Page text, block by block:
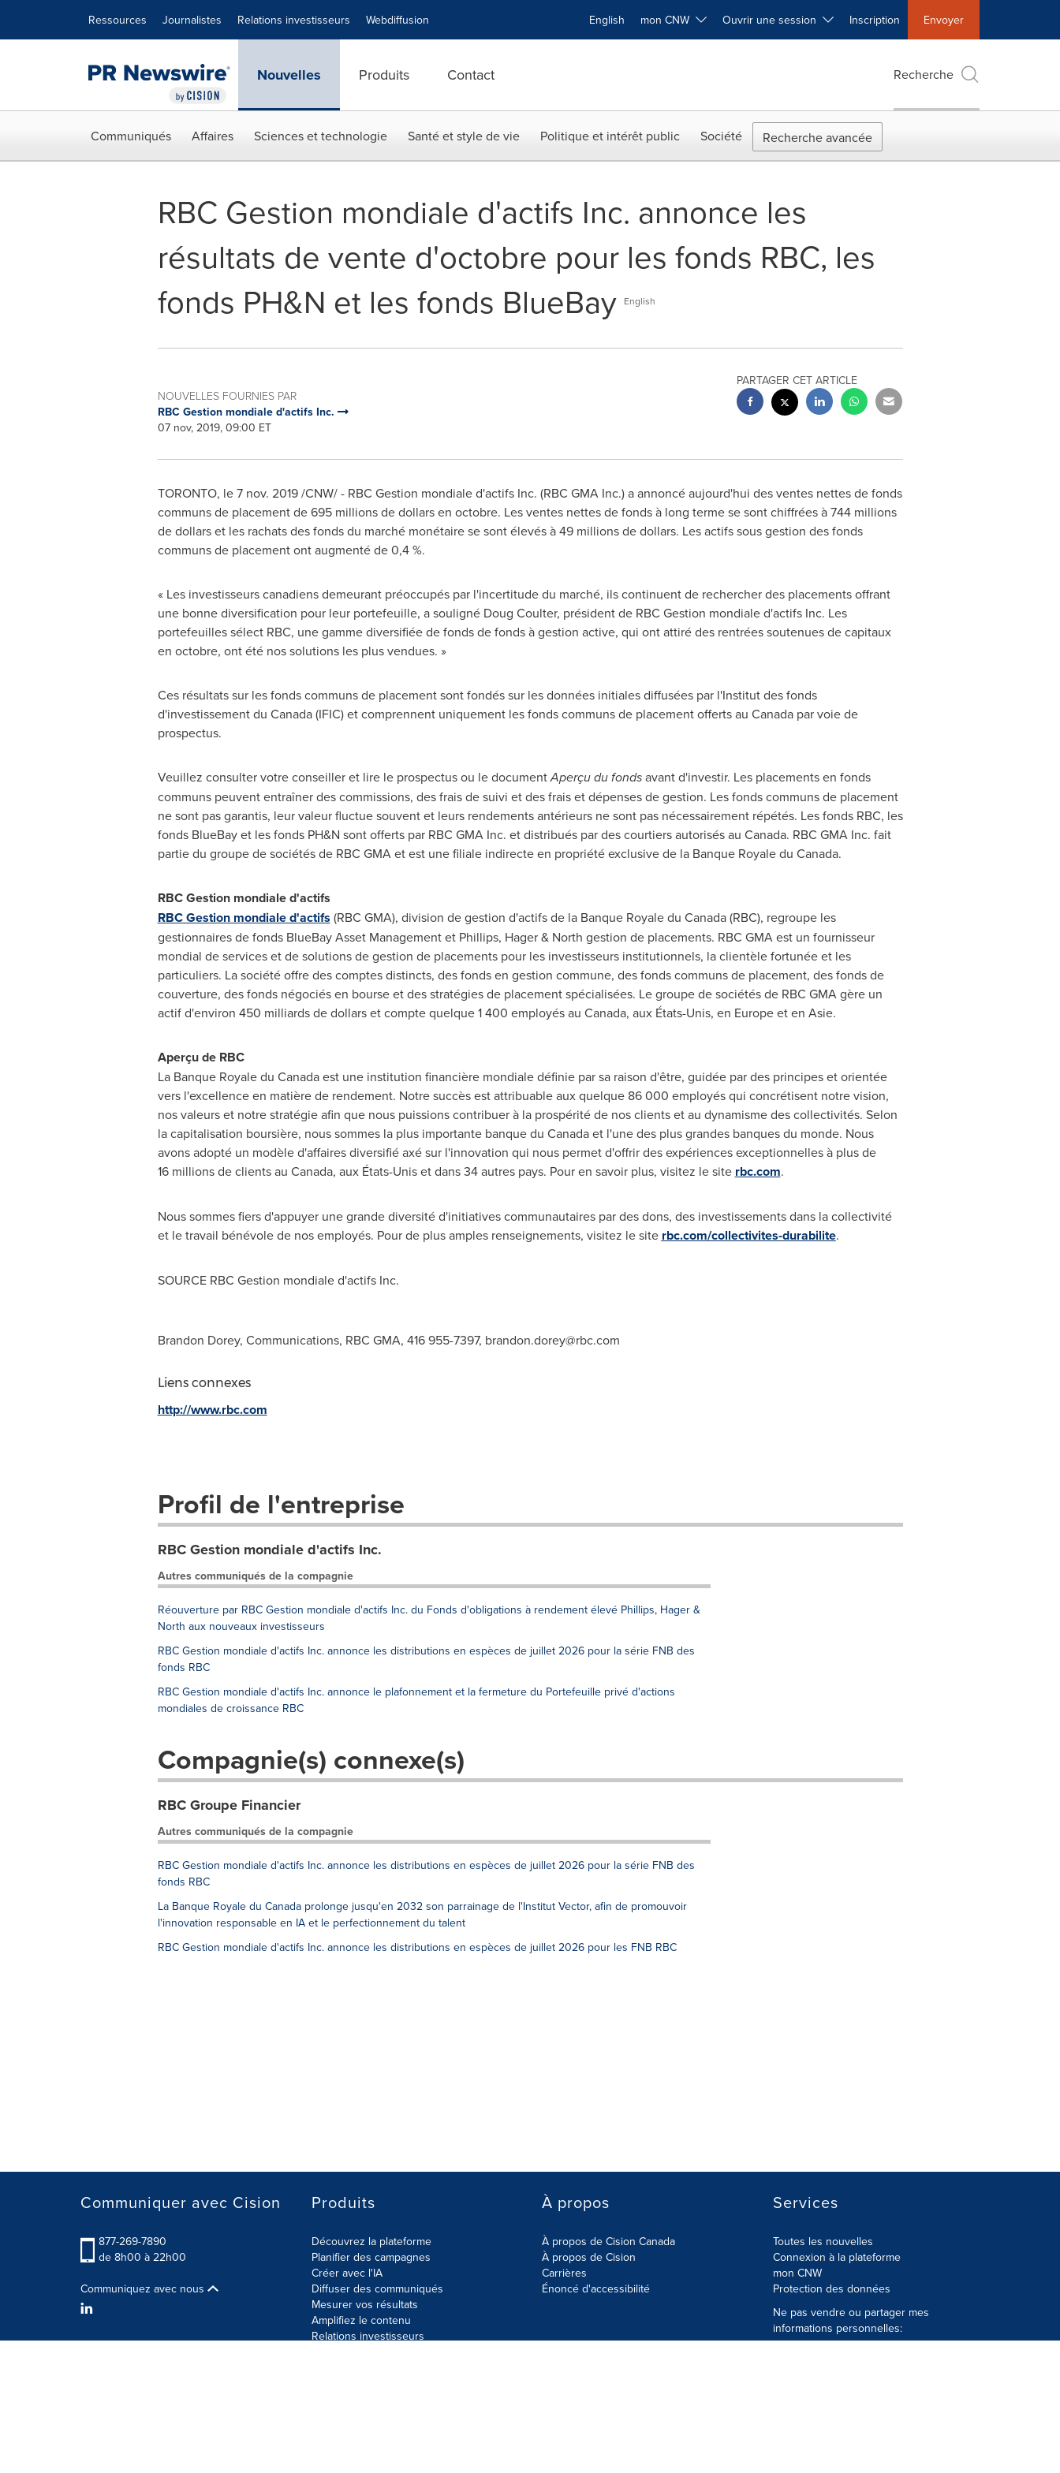
Ressources Journalistes Relations investisseurs Webdiffusion English mon CNW Ouvrir une session Inscription Envoyer
Nouvelles Produits Contact Recherche
Communiqués Affaires Sciences et technologie Santé et style de vie Politique et intérêt public Société Recherche avancée
RBC Gestion mondiale d'actifs Inc. annonce les
résultats de vente d'octobre pour les fonds RBC, les
fonds PH&N et les fonds BlueBay
English
NOUVELLES FOURNIES PAR
RBC Gestion mondiale d'actifs Inc.
07 nov, 2019, 09:00 ET
PARTAGER CET ARTICLE
TORONTO, le7 nov. 2019/CNW/ - RBC Gestion mondiale d'actifs Inc. (RBC GMA Inc.) a annoncé aujourd'hui des ventes nettes de fonds
communs de placement de 695 millions de dollars en octobre. Les ventes nettes de fonds à long terme se sont chiffrées à 744 millions
de dollars et les rachats des fonds du marché monétaire se sont élevés à 49 millions de dollars. Les actifs sous gestion des fonds
communs de placement ont augmenté de 0,4 %.
« Les investisseurs canadiens demeurant préoccupés par l'incertitude du marché, ils continuent de rechercher des placements offrant
une bonne diversification pour leur portefeuille, a souligné Doug Coulter, président de RBC Gestion mondiale d'actifs Inc. Les
portefeuilles sélect RBC, une gamme diversifiée de fonds de fonds à gestion active, qui ont attiré des rentrées soutenues de capitaux
en octobre, ont été nos solutions les plus vendues. »
Ces résultats sur les fonds communs de placement sont fondés sur les données initiales diffusées par l'Institut des fonds
d'investissement du Canada(IFIC) et comprennent uniquement les fonds communs de placement offerts au Canadapar voie de
prospectus.
Veuillez consulter votre conseiller et lire le prospectus ou le documentAperçu du fondsavant d'investir. Les placements en fonds
communs peuvent entraîner des commissions, des frais de suivi et des frais et dépenses de gestion. Les fonds communs de placement
ne sont pas garantis, leur valeur fluctue souvent et leurs rendements antérieurs ne sont pas nécessairement répétés. Les fonds RBC, les
fonds BlueBay et les fonds PH&N sont offerts par RBC GMA Inc. et distribués par des courtiers autorisés au Canada. RBC GMA Inc. fait
partie du groupe de sociétés de RBC GMA et est une filiale indirecte en propriété exclusive de la Banque Royale du Canada.
RBC Gestion mondiale d'actifs
RBC Gestion mondiale d'actifs (RBC GMA), division de gestion d'actifs de la Banque Royale du Canada(RBC), regroupe les
gestionnaires de fonds BlueBay Asset Management et Phillips, Hager & North gestion de placements. RBC GMA est un fournisseur
mondial de services et de solutions de gestion de placements pour les investisseurs institutionnels, la clientèle fortunée et les
particuliers. La société offre des comptes distincts, des fonds en gestion commune, des fonds communs de placement, des fonds de
couverture, des fonds négociés en bourse et des stratégies de placement spécialisées. Le groupe de sociétés de RBC GMA gère un
actif d'environ 450 milliards de dollars et compte quelque 1 400 employés au Canada, aux États-Unis, en Europeet en Asie.
Aperçu de RBC
La Banque Royale du Canadaest une institution financière mondiale définie par sa raison d'être, guidée par des principes et orientée
vers l'excellence en matière de rendement. Notre succès est attribuable aux quelque 86 000 employés qui concrétisent notre vision,
nos valeurs et notre stratégie afin que nous puissions contribuer à la prospérité de nos clients et au dynamisme des collectivités. Selon
lacapitalisation boursière, nous sommes la plus importante banque du Canada et l'une des plus grandes banques du monde. Nous
avons adopté un modèle d'affaires diversifié axé sur l'innovation qui nous permet d'offrir des expériences exceptionnelles à plus de
16 millions de clients au Canada, aux États-Unis et dans 34 autres pays. Pour en savoir plus, visitez le site rbc.com.
Nous sommes fiers d'appuyer une grande diversité d'initiatives communautaires par des dons, des investissements dans la collectivité
et le travail bénévole de nos employés. Pour de plus amples renseignements, visitez le site rbc.com/collectivites-durabilite.
SOURCE RBC Gestion mondiale d'actifs Inc.
Brandon Dorey, Communications, RBC GMA, 416 955-7397, brandon.dorey@rbc.com
Liens connexes
http://www.rbc.com
Profil de l'entreprise
RBC Gestion mondiale d'actifs Inc.
Autres communiqués de la compagnie
Réouverture par RBC Gestion mondiale d'actifs Inc. du Fonds d'obligations à rendement élevé Phillips, Hager &
North aux nouveaux investisseurs
RBC Gestion mondiale d'actifs Inc. annonce les distributions en espèces de juillet 2026 pour la série FNB des
fonds RBC
RBC Gestion mondiale d'actifs Inc. annonce le plafonnement et la fermeture du Portefeuille privé d'actions
mondiales de croissance RBC
Compagnie(s) connexe(s)
RBC Groupe Financier
Autres communiqués de la compagnie
RBC Gestion mondiale d'actifs Inc. annonce les distributions en espèces de juillet 2026 pour la série FNB des
fonds RBC
La Banque Royale du Canada prolonge jusqu'en 2032 son parrainage de l'Institut Vector, afin de promouvoir
l'innovation responsable en IA et le perfectionnement du talent
RBC Gestion mondiale d'actifs Inc. annonce les distributions en espèces de juillet 2026 pour les FNB RBC
Communiquer avec Cision
877-269-7890
de 8h00 à 22h00
Communiquez avec nous
Produits
Découvrez la plateforme
Planifier des campagnes
Créer avec l'IA
Diffuser des communiqués
Mesurer vos résultats
Amplifiez le contenu
Relations investisseurs
À propos
À propos de Cision Canada
À propos de Cision
Carrières
Énoncé d'accessibilité
Services
Toutes les nouvelles
Connexion à la plateforme
mon CNW
Protection des données
Ne pas vendre ou partager mes
informations personnelles: